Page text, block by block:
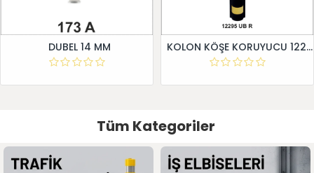
DUBEL 14 MM KOLON KÖŞE KORUYUCU 12295 UB R
Tüm Kategoriler